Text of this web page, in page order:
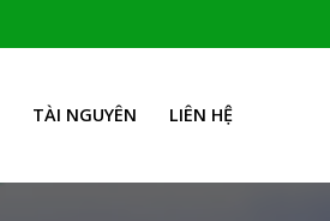
TÀI NGUYÊN LIÊN HỆ